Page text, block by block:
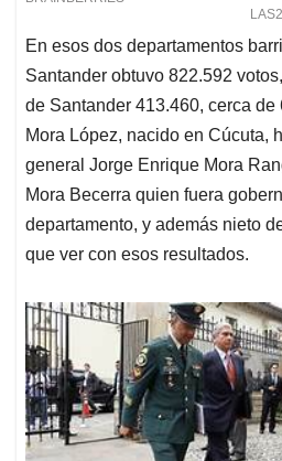
En esos dos departamentos
Santander obtuvo 822.592
de Santander 413.460, cerca de
Mora López, nacido en Cúcuta,
general Jorge Enrique Mora
Mora Becerra quien fuera
departamento, y además nieto
que ver con esos resultados.